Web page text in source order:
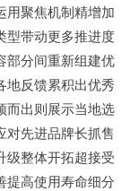
用聚焦机制精增加
型带动更多推进度
部分间重新组建优
地反馈累积出优秀
而出则展示当地选
对先进品牌长抓售
级整体开拓超接受
提高使用寿命细分